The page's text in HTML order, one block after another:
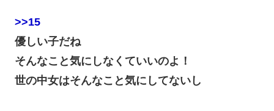
>>15
優しい子だね
そんなこと気にしなくていいのよ！
世の中女はそんなこと気にしてないし